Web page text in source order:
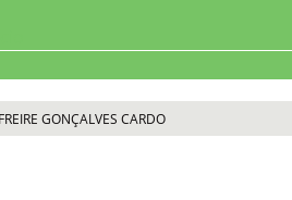
GONÇALVES CARDO